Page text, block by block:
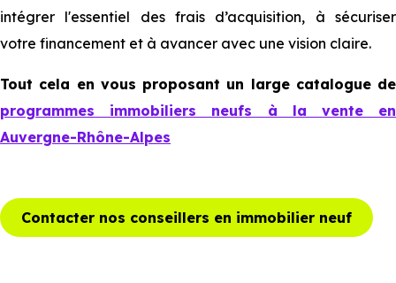
intégrer l'essentiel des frais d’acquisition, à sécuriser
votre financement et à avancer avec une vision claire.
Tout cela en vous proposant un large catalogue de
programmes immobiliers neufs à la vente en
Auvergne-Rhône-Alpes
Contacter nos conseillers en immobilier neuf